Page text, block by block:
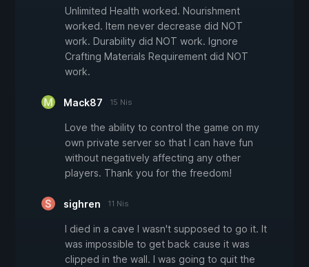
Unlimited Health worked. Nourishment
worked. Item never decrease did NOT
work. Durability did NOT work. Ignore
Crafting Materials Requirement did NOT
work.
Mack87 15 Nis
Love the ability to control the game on my
own private server so that I can have fun
without negatively affecting any other
players. Thank you for the freedom!
sighren 11 Nis
I died in a cave I wasn't supposed to go it. It
was impossible to get back cause it was
clipped in the wall. I was going to quit the